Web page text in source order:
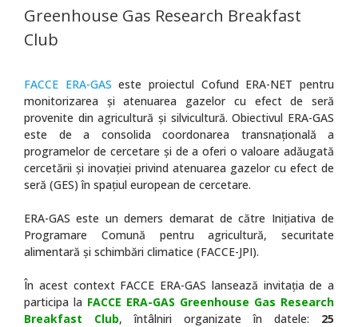
Greenhouse Gas Research Breakfast
Club
FACCE ERA-GAS este proiectul Cofund ERA-NET pentru
monitorizarea și atenuarea gazelor cu efect de seră
provenite din agricultură și silvicultură. Obiectivul ERA-GAS
este de a consolida coordonarea transnațională a
programelor de cercetare și de a oferi o valoare adăugată
cercetării și inovației privind atenuarea gazelor cu efect de
seră (GES) în spațiul european de cercetare.
ERA-GAS este un demers demarat de către Inițiativa de
Programare Comună pentru agricultură, securitate
alimentară și schimbări climatice (FACCE-JPI).
În acest context FACCE ERA-GAS lansează invitația de a
participa la FACCE ERA-GAS Greenhouse Gas Research
Breakfast Club, întâlniri organizate în datele:
25